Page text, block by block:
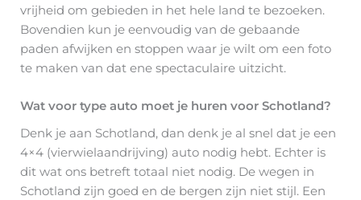
vrijheid om gebieden in het hele land te bezoeken.
Bovendien kun je eenvoudig van de gebaande
paden afwijken en stoppen waar je wilt om een foto
te maken van dat ene spectaculaire uitzicht.
Wat voor type auto moet je huren voor Schotland?
Denk je aan Schotland, dan denk je al snel dat je een
4×4 (vierwielaandrijving) auto nodig hebt. Echter is
dit wat ons betreft totaal niet nodig. De wegen in
Schotland zijn goed en de bergen zijn niet stijl. Een